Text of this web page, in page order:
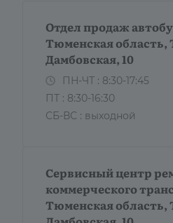
Отдел продаж
Тюменская область,
Дамбовская, 10
ПН-ЧТ : 8:30-17:45
ПТ : 8:30-16:30
СБ-ВС : выходной
Сервисный центр
коммерческого
Тюменская область,